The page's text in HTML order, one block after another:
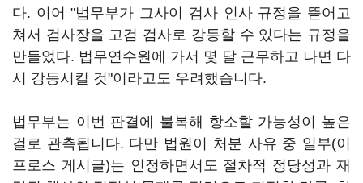
다. 이어 "법무부가 그사이 검사 인사 규정을 뜯어고
쳐서 검사장을 고검 검사로 강등할 수 있다는 규정을
만들었다. 법무연수원에 가서 몇 달 근무하고 나면 다
시 강등시킬 것"이라고도 우려했습니다.
법무부는 이번 판결에 불복해 항소할 가능성이 높은
걸로 관측됩니다. 다만 법원이 처분 사유 중 일부(이
프로스 게시글)는 인정하면서도 절차적 정당성과 재